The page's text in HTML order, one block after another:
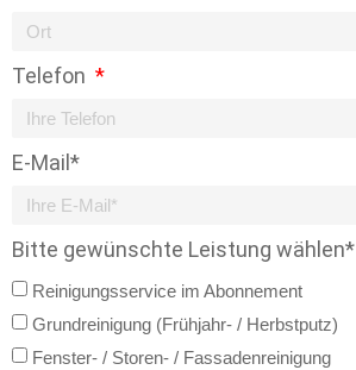
Telefon
E-Mail*
Bitte gewünschte Leistung wählen*
Reinigungsservice im Abonnement
Grundreinigung (Frühjahr- / Herbstputz)
Fenster- / Storen- / Fassadenreinigung